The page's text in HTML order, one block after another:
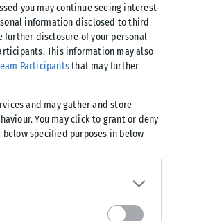
you may continue seeing interest-
information disclosed to third
further disclosure of your personal
This information may also
Participantsthat may further
and may gather and store
You may click to grant or deny
specified purposes in below